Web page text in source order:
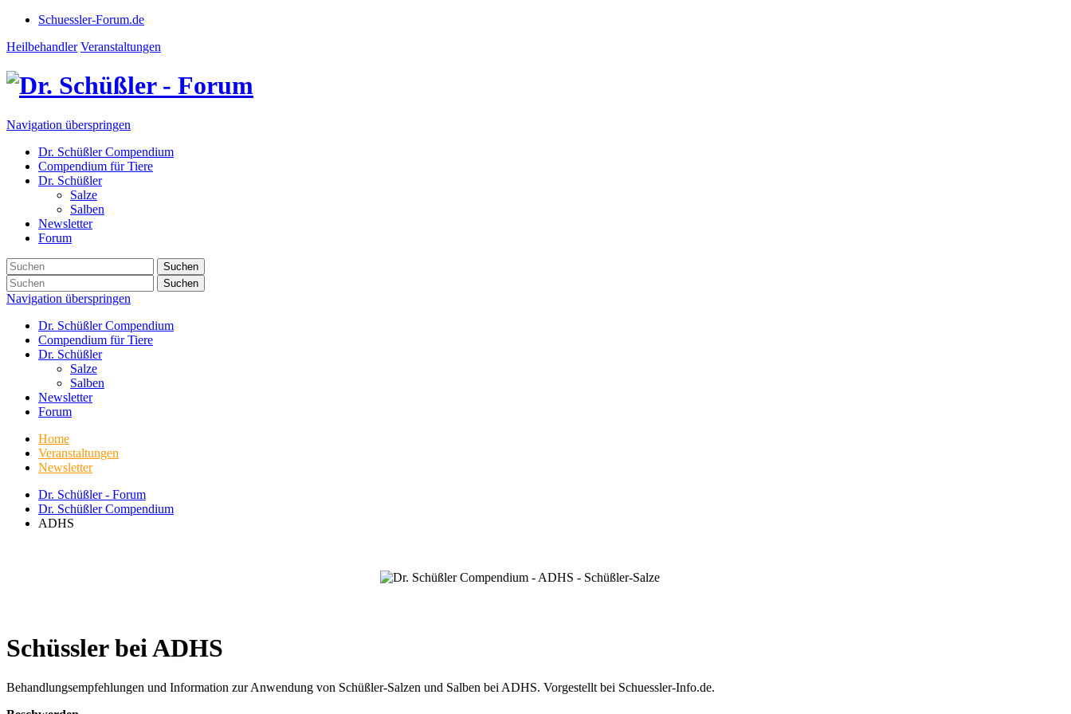
Schuessler-Forum.de
Heilbehandler Veranstaltungen
Navigation überspringen
Dr. Schüßler Compendium
Compendium für Tiere
Dr. Schüßler
Salze
Salben
Newsletter
Forum
Suchen
Suchen
Navigation überspringen
Dr. Schüßler Compendium
Compendium für Tiere
Dr. Schüßler
Salze
Salben
Newsletter
Forum
Home
Veranstaltungen
Newsletter
Dr. Schüßler - Forum
Dr. Schüßler Compendium
ADHS
Schüssler bei ADHS
Behandlungsempfehlungen und Information zur Anwendung von Schüßler-Salzen und Salben bei ADHS. Vorgestellt bei Schuessler-Info.de.